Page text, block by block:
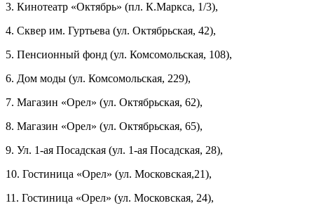
3. Кинотеатр «Октябрь» (пл. К.Маркса, 1/3),
4. Сквер им. Гуртьева (ул. Октябрьская, 42),
5. Пенсионный фонд (ул. Комсомольская, 108),
6. Дом моды (ул. Комсомольская, 229),
7. Магазин «Орел» (ул. Октябрьская, 62),
8. Магазин «Орел» (ул. Октябрьская, 65),
9. Ул. 1-ая Посадская (ул. 1-ая Посадская, 28),
10. Гостиница «Орел» (ул. Московская,21),
11. Гостиница «Орел» (ул. Московская, 24),